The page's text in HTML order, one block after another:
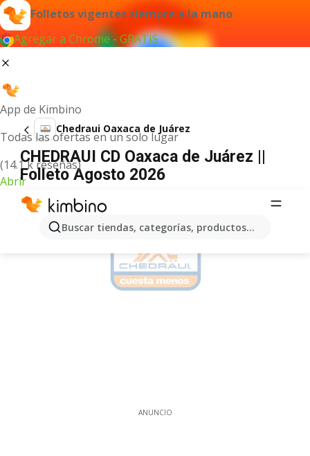
Folletos vigentes siempre a la mano
Agregar a Chrome - GRATIS
App de Kimbino
Todas las ofertas en un solo lugar
(14.1 k reseñas)
Abrir
Buscar tiendas, categorías, productos...
Chedraui Oaxaca de Juárez
CHEDRAUI CD Oaxaca de Juárez ||
Folleto Agosto 2026
ANUNCIO